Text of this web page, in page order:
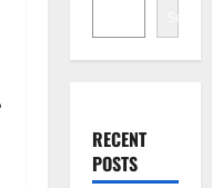
Search
RECENT
POSTS